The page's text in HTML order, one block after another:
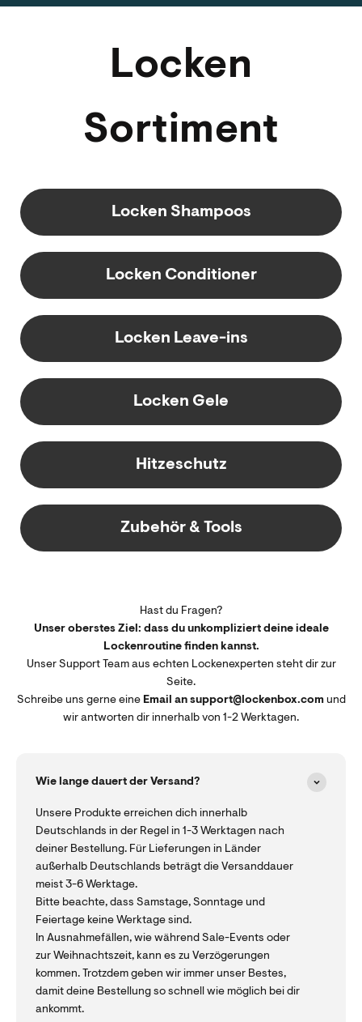
Locken
Sortiment
Locken Shampoos
Locken Conditioner
Locken Leave-ins
Locken Gele
Hitzeschutz
Zubehör & Tools
Hast du Fragen?
Unser oberstes Ziel: dass du unkompliziert deine ideale
Lockenroutine finden kannst.
Unser Support Team aus echten Lockenexperten steht dir zur
Seite.
Schreibe uns gerne eine Email an support@lockenbox.comund
wir antworten dir innerhalb von 1-2 Werktagen.
Wie lange dauert der Versand?
Unsere Produkte erreichen dich innerhalb
Deutschlands in der Regel in 1-3 Werktagen nach
deiner Bestellung. Für Lieferungen in Länder
außerhalb Deutschlands beträgt die Versanddauer
meist 3-6 Werktage.
Bitte beachte, dass Samstage, Sonntage und
Feiertage keine Werktage sind.
In Ausnahmefällen, wie während Sale-Events oder
zur Weihnachtszeit, kann es zu Verzögerungen
kommen. Trotzdem geben wir immer unser Bestes,
damit deine Bestellung so schnell wie möglich bei dir
ankommt.